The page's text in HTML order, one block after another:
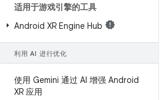
适用于游戏引擎的工具
Android XR Engine Hub
利用 AI 进行优化
使用 Gemini 通过 AI 增强 Android
XR 应用